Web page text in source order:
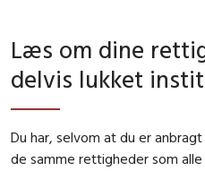
Læs om dine
delvis lukket
Du har, selvom at du er
de samme rettigheder som